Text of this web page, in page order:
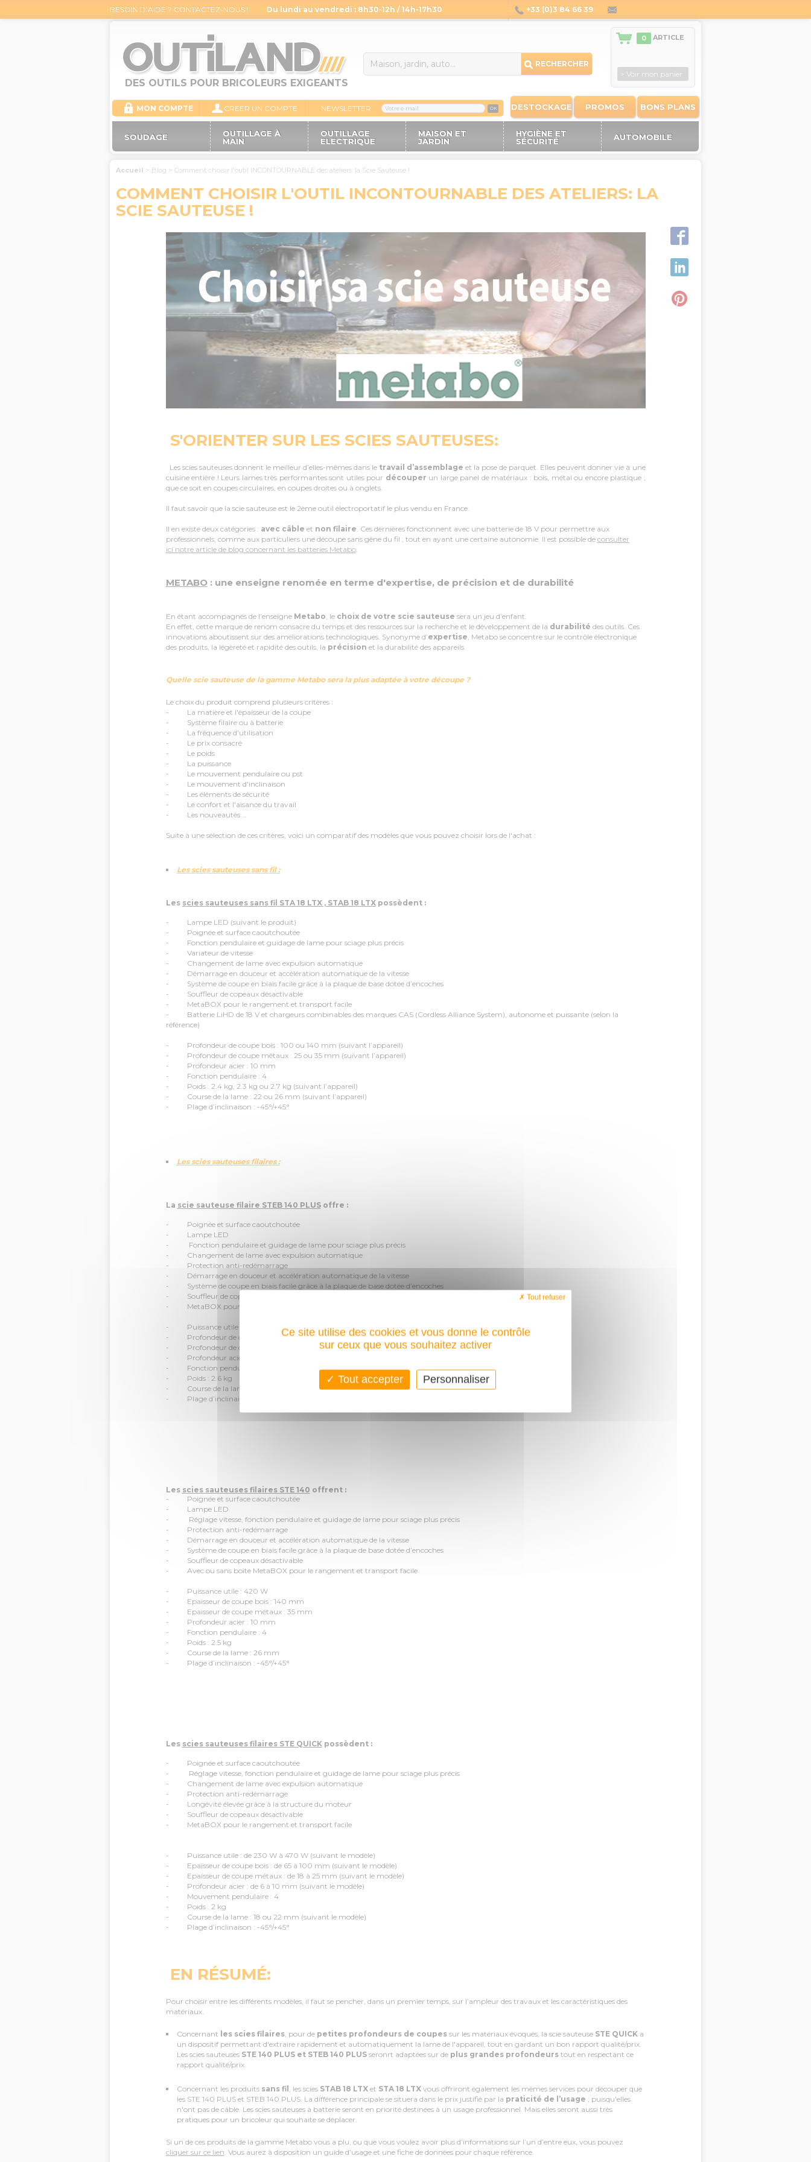
BESOIN D’AIDE ? CONTACTEZ-NOUS ! Du lundi au vendredi : 8h30-12h / 14h-17h30 +33 (0)3 84 66 39
DES OUTILS POUR BRICOLEURS EXIGEANTS
DESTOCKAGE PROMOS BONS PLANS
MON COMPTE CREER UN COMPTE NEWSLETTER OK
RECHERCHER
0 ARTICLE
> Voir mon panier
SOUDAGE
OUTILLAGE À
MAIN
OUTILLAGE
ELECTRIQUE
MAISON ET
JARDIN
HYGIÈNE ET
SÉCURITÉ
AUTOMOBILE
Accueil > Blog > Comment choisir l'outil INCONTOURNABLE des ateliers: la Scie Sauteuse !
COMMENT CHOISIR L'OUTIL INCONTOURNABLE DES ATELIERS: LA
SCIE SAUTEUSE !
S'ORIENTER SUR LES SCIES SAUTEUSES:
Les scies sauteuses donnent le meilleur d’elles-mêmes dans le travail d’assemblage et la pose de parquet. Elles peuvent donner vie à une
cuisine entière ! Leurs lames très performantes sont utiles pour découper un large panel de matériaux : bois, métal ou encore plastique ;
que ce soit en coupes circulaires, en coupes droites ou à onglets.
Il faut savoir que la scie sauteuse est le 2ème outil électroportatif le plus vendu en France.
Il en existe deux catégories : avec câble et non filaire. Ces dernières fonctionnent avec une batterie de 18 V pour permettre aux
professionnels, comme aux particuliers une découpe sans gêne du fil ; tout en ayant une certaine autonomie. Il est possible de consulter
ici notre article de blog concernant les batteries Metabo.
METABO: une enseigne renomée en terme d'expertise, de précision et de durabilité
En étant accompagnés de l’enseigne Metabo, le choix de votre scie sauteuse sera un jeu d’enfant.
En effet, cette marque de renom consacre du temps et des ressources sur la recherche et le développement de la durabilité des outils. Ces
innovations aboutissent sur des améliorations technologiques. Synonyme d’expertise, Metabo se concentre sur le contrôle électronique
des produits, la légèreté et rapidité des outils, la précision et la durabilité des appareils.
Quelle scie sauteuse de la gamme Metabo sera la plus adaptée à votre découpe ?
Le choix du produit comprend plusieurs critères :
- La matière et l'épaisseur de la coupe
- Système filaire ou à batterie
- La fréquence d'utilisation
- Le prix consacré
- Le poids
- La puissance
- Le mouvement pendulaire ou pst
- Le mouvement d'inclinaison
- Les éléments de sécurité
- Le confort et l'aisance du travail
- Les nouveautés …
Suite à une sélection de ces critères, voici un comparatif des modèles que vous pouvez choisir lors de l'achat :
Les scies sauteuses sans fil :
Les scies sauteuses sans fil STA 18 LTX , STAB 18 LTXpossèdent :
- Lampe LED (suivant le produit)
- Poignée et surface caoutchoutée
- Fonction pendulaire et guidage de lame pour sciage plus précis
- Variateur de vitesse
- Changement de lame avec expulsion automatique
- Démarrage en douceur et accélération automatique de la vitesse
- Système de coupe en biais facile grâce à la plaque de base dotée d’encoches
- Souffleur de copeaux désactivable
- MetaBOX pour le rangement et transport facile
- Batterie LiHD de 18 V et chargeurs combinables des marques CAS (Cordless Alliance System), autonome et puissante (selon la
référence)
- Profondeur de coupe bois : 100 ou 140 mm (suivant l’appareil)
- Profondeur de coupe métaux : 25 ou 35 mm (suivant l’appareil)
- Profondeur acier : 10 mm
- Fonction pendulaire : 4
- Poids : 2.4 kg, 2.3 kg ou 2.7 kg (suivant l’appareil)
- Course de la lame : 22 ou 26 mm (suivant l’appareil)
- Plage d’inclinaison : -45°/+45°
Les scies sauteuses filaires :
La scie sauteuse filaire STEB 140 PLUSoffre :
- Poignée et surface caoutchoutée
- Lampe LED
- Fonction pendulaire et guidage de lame pour sciage plus précis
- Changement de lame avec expulsion automatique
- Protection anti-redémarrage
- Démarrage en douceur et accélération automatique de la vitesse
- Système de coupe en biais facile grâce à la plaque de base dotée d’encoches
- Souffleur de copeaux désactivable
- MetaBOX pour le rangement et transport facile
- Puissance utile : 420 W
- Profondeur de coupe bois : 140 mm
- Profondeur de coupe métaux : 35 mm
- Profondeur acier : 10 mm
- Fonction pendulaire : 4
- Poids : 2.6 kg
- Course de la lame : 26 mm
- Plage d’inclinaison : -45°/+45°
Les sciessauteuses filaires STE 140 offrent :
- Poignée et surface caoutchoutée
- Lampe LED
- Réglage vitesse, fonction pendulaire et guidage de lame pour sciage plus précis
- Protection anti-redémarrage
- Démarrage en douceur et accélération automatique de la vitesse
- Système de coupe en biais facile grâce à la plaque de base dotée d’encoches
- Souffleur de copeaux désactivable
- Avec ou sans boite MetaBOX pour le rangement et transport facile
- Puissance utile : 420 W
- Epaisseur de coupe bois : 140 mm
- Epaisseur de coupe métaux : 35 mm
- Profondeur acier : 10 mm
- Fonction pendulaire : 4
- Poids : 2.5 kg
- Course de la lame : 26 mm
- Plage d’inclinaison : -45°/+45°
Les scies sauteuses filaires STE QUICKpossèdent :
- Poignée et surface caoutchoutée
- Réglage vitesse, fonction pendulaire et guidage de lame pour sciage plus précis
- Changement de lame avec expulsion automatique
- Protection anti-redémarrage
- Longévité élevée grâce à la structure du moteur
- Souffleur de copeaux désactivable
- MetaBOX pour le rangement et transport facile
- Puissance utile : de 230 W à 470 W (suivant le modèle)
- Epaisseur de coupe bois : de 65 à 100 mm (suivant le modèle)
- Epaisseur de coupe métaux : de 18 à 25 mm (suivant le modèle)
- Profondeur acier : de 6 à 10 mm (suivant le modèle)
- Mouvement pendulaire : 4
- Poids : 2 kg
- Course de la lame : 18 ou 22 mm (suivant le modèle)
- Plage d’inclinaison : -45°/+45°
EN RÉSUMÉ:
Pour choisir entre les différents modèles, il faut se pencher, dans un premier temps, sur l’ampleur des travaux et les caractéristiques des
matériaux.
Concernant les scies filaires, pour de petites profondeurs de coupessur les matériaux évoqués, la scie sauteuse STE QUICKa
un dispositif permettant d'extraire rapidement et automatiquement la lame de l'appareil, tout en gardant un bon rapport qualité/prix.
Les scies sauteusesSTE 140 PLUS et STEB 140 PLUSseronrt adaptées sur de plus grandes profondeurstout en respectant ce
rapport qualité/prix.
Concernant les produits sans fil , les scies STAB 18 LTXet STA 18 LTXvous offriront également les mêmes services pour découper que
les STE 140 PLUS et STEB 140 PLUS. La différence principale se situera dans le prix justifié par la praticité de l’usage ; puisqu'elles
n'ont pas de câble. Les scies sauteuses à batterie seront en priorité destinées à un usage professionnel. Mais elles seront aussi très
pratiques pour un bricoleur qui souhaite se déplacer.
Si un de ces produits de la gamme Metabo vous a plu, ou que vous voulez avoir plus d’informations sur l’un d’entre eux, vous pouvez
cliquer sur ce lien. Vous aurez à disposition un guide d’usage et une fiche de données pour chaque référence.
Ce site utilise des cookies et vous donne le contrôle
sur ceux que vous souhaitez activer
Tout accepter
Tout refuser
Personnaliser